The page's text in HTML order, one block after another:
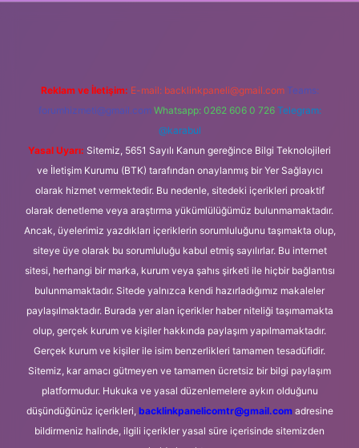
Reklam ve İletişim: E-mail: backlinkpaneli@gmail.com Teams:
forumhizmeti@gmail.com Whatsapp: 0262 606 0 726 Telegram:
@karabul
Yasal Uyarı: Sitemiz, 5651 Sayılı Kanun gereğince Bilgi Teknolojileri
ve İletişim Kurumu (BTK) tarafından onaylanmış bir Yer Sağlayıcı
olarak hizmet vermektedir. Bu nedenle, sitedeki içerikleri proaktif
olarak denetleme veya araştırma yükümlülüğümüz bulunmamaktadır.
Ancak, üyelerimiz yazdıkları içeriklerin sorumluluğunu taşımakta olup,
siteye üye olarak bu sorumluluğu kabul etmiş sayılırlar. Bu internet
sitesi, herhangi bir marka, kurum veya şahıs şirketi ile hiçbir bağlantısı
bulunmamaktadır. Sitede yalnızca kendi hazırladığımız makaleler
paylaşılmaktadır. Burada yer alan içerikler haber niteliği taşımamakta
olup, gerçek kurum ve kişiler hakkında paylaşım yapılmamaktadır.
Gerçek kurum ve kişiler ile isim benzerlikleri tamamen tesadüfidir.
Sitemiz, kar amacı gütmeyen ve tamamen ücretsiz bir bilgi paylaşım
platformudur. Hukuka ve yasal düzenlemelere aykırı olduğunu
düşündüğünüz içerikleri, backlinkpanelicomtr@gmail.comadresine
bildirmeniz halinde, ilgili içerikler yasal süre içerisinde sitemizden